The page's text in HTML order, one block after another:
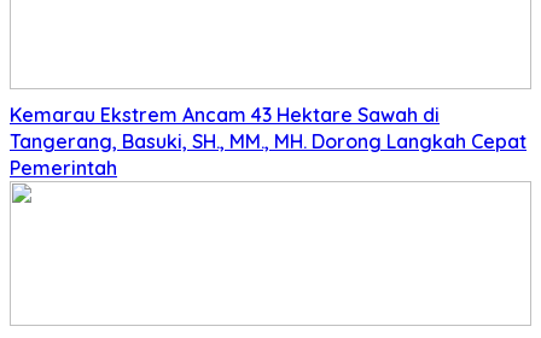
Kemarau Ekstrem Ancam 43 Hektare Sawah di
Tangerang, Basuki, SH., MM., MH. Dorong Langkah Cepat
Pemerintah